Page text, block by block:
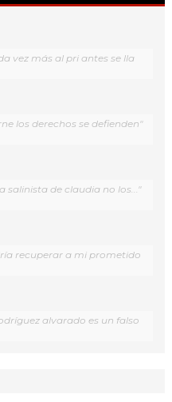
vez más al pri antes se lla
los derechos se defienden"
salinista de claudia no los..."
recuperar a mi prometido
alvarado es un falso